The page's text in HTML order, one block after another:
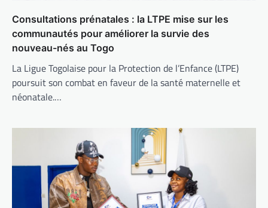
Consultations prénatales : la LTPE mise sur les
communautés pour améliorer la survie des
nouveau-nés au Togo
La Ligue Togolaise pour la Protection de l’Enfance (LTPE)
poursuit son combat en faveur de la santé maternelle et
néonatale.…